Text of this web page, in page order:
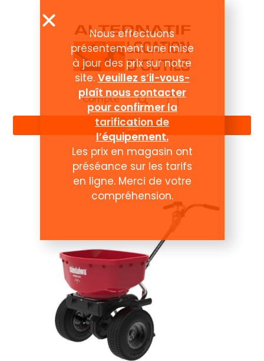
Compte
Nous effectuons
présentement une mise
à jour des prix sur notre
site. Veuillez s’il-vous-
plaît nous contacter
pour confirmer la
tarification de
l’équipement.
Les prix en magasin ont
préséance sur les tarifs
en ligne. Merci de votre
compréhension.